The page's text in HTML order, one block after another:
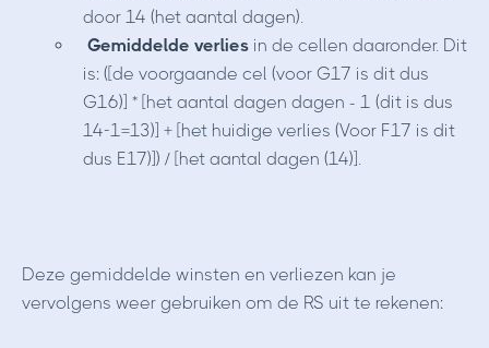
door 14 (het aantal dagen).
Gemiddelde verlies in de cellen daaronder. Dit
is: ([de voorgaande cel (voor G17 is dit dus
G16)] * [het aantal dagen dagen - 1 (dit is dus
14-1=13)] + [het huidige verlies (Voor F17 is dit
dus E17)]) / [het aantal dagen (14)].
Deze gemiddelde winsten en verliezen kan je
vervolgens weer gebruiken om de RS uit te rekenen: